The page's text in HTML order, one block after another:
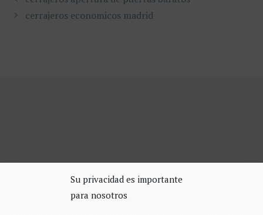
Su privacidad es importante
para nosotros
cerrajeros economicos madrid
SERVICIOS DE CERRAJERÍA
Apertura Puertas Madrid 75€